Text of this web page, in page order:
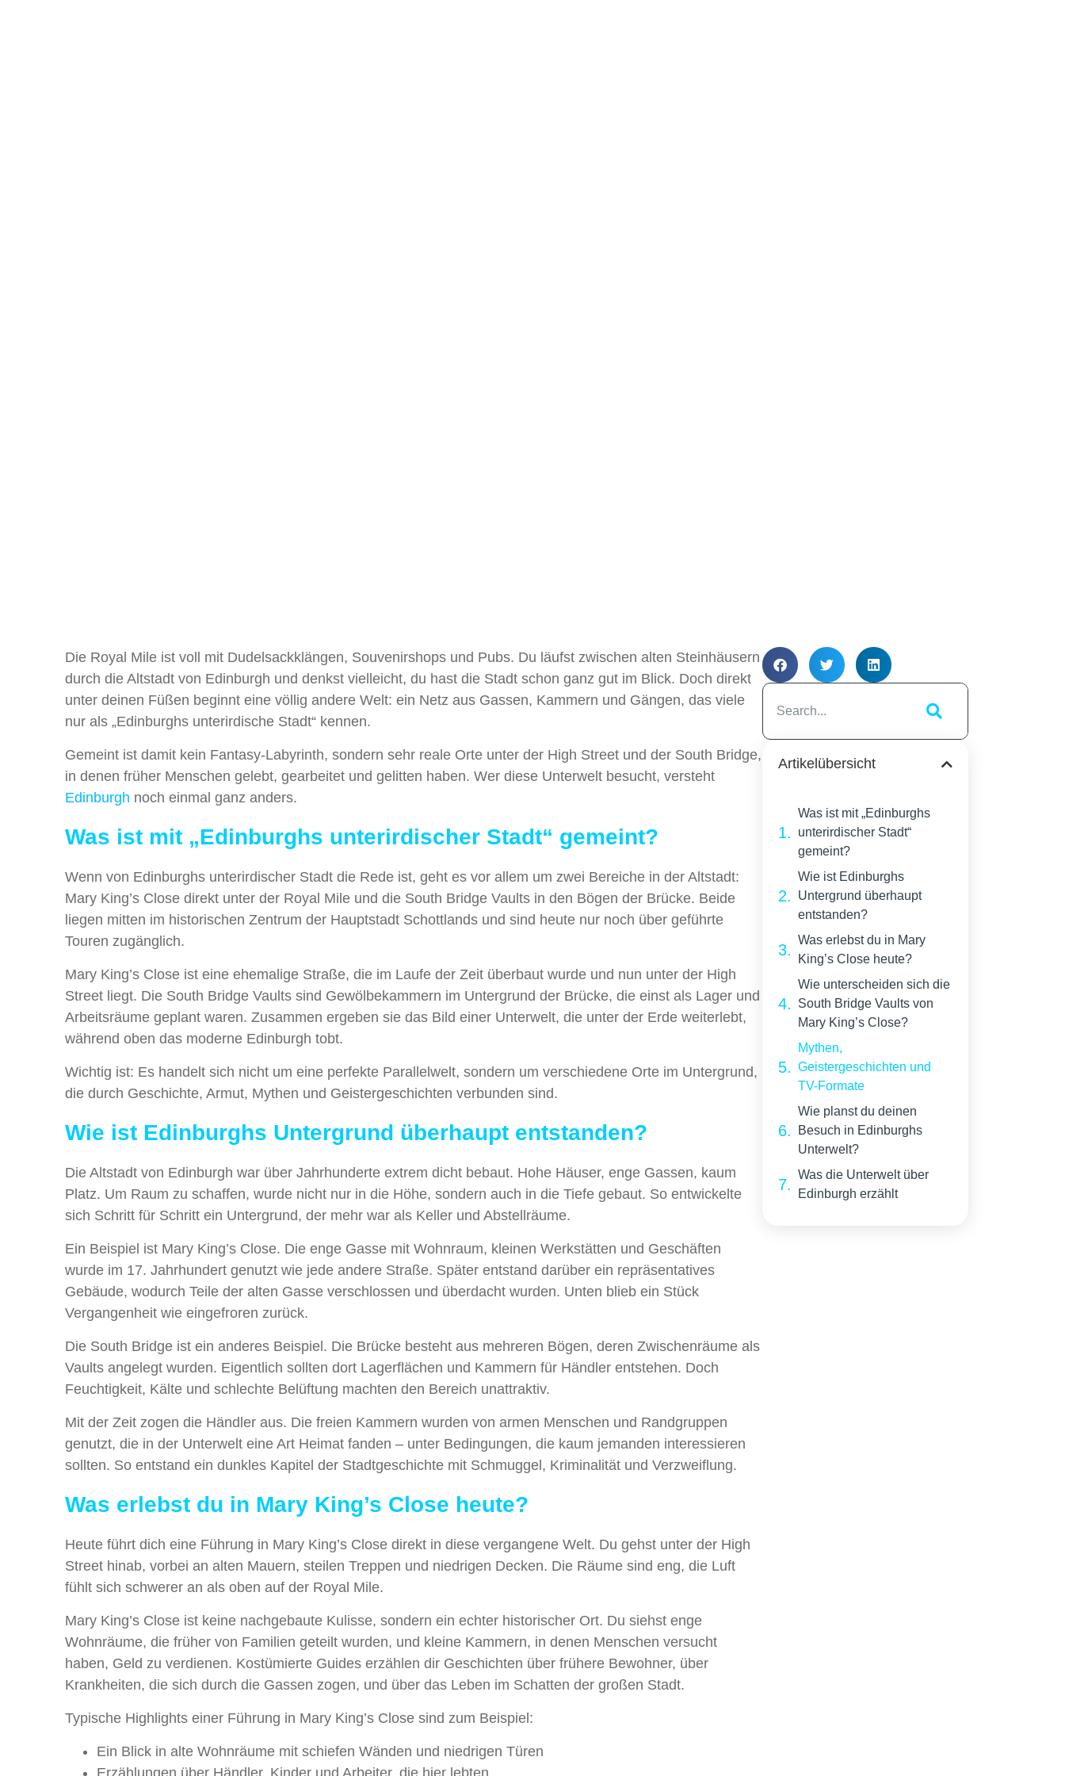
Die Royal Mile ist voll mit Dudelsackklängen, Souvenirshops und Pubs. Du läufst zwischen alten Steinhäusern
durch die Altstadt von Edinburgh und denkst vielleicht, du hast die Stadt schon ganz gut im Blick. Doch direkt
unter deinen Füßen beginnt eine völlig andere Welt: ein Netz aus Gassen, Kammern und Gängen, das viele
nur als „Edinburghs unterirdische Stadt“ kennen.
Gemeint ist damit kein Fantasy-Labyrinth, sondern sehr reale Orte unter der High Street und der South Bridge,
in denen früher Menschen gelebt, gearbeitet und gelitten haben. Wer diese Unterwelt besucht, versteht
Edinburgh noch einmal ganz anders.
Was ist mit „Edinburghs unterirdischer Stadt“ gemeint?
Wenn von Edinburghs unterirdischer Stadt die Rede ist, geht es vor allem um zwei Bereiche in der Altstadt:
Mary King’s Close direkt unter der Royal Mile und die South Bridge Vaults in den Bögen der Brücke. Beide
liegen mitten im historischen Zentrum der Hauptstadt Schottlands und sind heute nur noch über geführte
Touren zugänglich.
Mary King’s Close ist eine ehemalige Straße, die im Laufe der Zeit überbaut wurde und nun unter der High
Street liegt. Die South Bridge Vaults sind Gewölbekammern im Untergrund der Brücke, die einst als Lager und
Arbeitsräume geplant waren. Zusammen ergeben sie das Bild einer Unterwelt, die unter der Erde weiterlebt,
während oben das moderne Edinburgh tobt.
Wichtig ist: Es handelt sich nicht um eine perfekte Parallelwelt, sondern um verschiedene Orte im Untergrund,
die durch Geschichte, Armut, Mythen und Geistergeschichten verbunden sind.
Wie ist Edinburghs Untergrund überhaupt entstanden?
Die Altstadt von Edinburgh war über Jahrhunderte extrem dicht bebaut. Hohe Häuser, enge Gassen, kaum
Platz. Um Raum zu schaffen, wurde nicht nur in die Höhe, sondern auch in die Tiefe gebaut. So entwickelte
sich Schritt für Schritt ein Untergrund, der mehr war als Keller und Abstellräume.
Ein Beispiel ist Mary King’s Close. Die enge Gasse mit Wohnraum, kleinen Werkstätten und Geschäften
wurde im 17. Jahrhundert genutzt wie jede andere Straße. Später entstand darüber ein repräsentatives
Gebäude, wodurch Teile der alten Gasse verschlossen und überdacht wurden. Unten blieb ein Stück
Vergangenheit wie eingefroren zurück.
Die South Bridge ist ein anderes Beispiel. Die Brücke besteht aus mehreren Bögen, deren Zwischenräume als
Vaults angelegt wurden. Eigentlich sollten dort Lagerflächen und Kammern für Händler entstehen. Doch
Feuchtigkeit, Kälte und schlechte Belüftung machten den Bereich unattraktiv.
Mit der Zeit zogen die Händler aus. Die freien Kammern wurden von armen Menschen und Randgruppen
genutzt, die in der Unterwelt eine Art Heimat fanden – unter Bedingungen, die kaum jemanden interessieren
sollten. So entstand ein dunkles Kapitel der Stadtgeschichte mit Schmuggel, Kriminalität und Verzweiflung.
Was erlebst du in Mary King’s Close heute?
Heute führt dich eine Führung in Mary King’s Close direkt in diese vergangene Welt. Du gehst unter der High
Street hinab, vorbei an alten Mauern, steilen Treppen und niedrigen Decken. Die Räume sind eng, die Luft
fühlt sich schwerer an als oben auf der Royal Mile.
Mary King’s Close ist keine nachgebaute Kulisse, sondern ein echter historischer Ort. Du siehst enge
Wohnräume, die früher von Familien geteilt wurden, und kleine Kammern, in denen Menschen versucht
haben, Geld zu verdienen. Kostümierte Guides erzählen dir Geschichten über frühere Bewohner, über
Krankheiten, die sich durch die Gassen zogen, und über das Leben im Schatten der großen Stadt.
Typische Highlights einer Führung in Mary King’s Close sind zum Beispiel:
Ein Blick in alte Wohnräume mit schiefen Wänden und niedrigen Türen
Artikelübersicht
Was ist mit „Edinburghs
unterirdischer Stadt“
gemeint?
Wie ist Edinburghs
Untergrund überhaupt
entstanden?
Was erlebst du in Mary
King’s Close heute?
Wie unterscheiden sich die
South Bridge Vaults von
Mary King’s Close?
Mythen,
Geistergeschichten und
TV-Formate
Wie planst du deinen
Besuch in Edinburghs
Unterwelt?
Was die Unterwelt über
Edinburgh erzählt